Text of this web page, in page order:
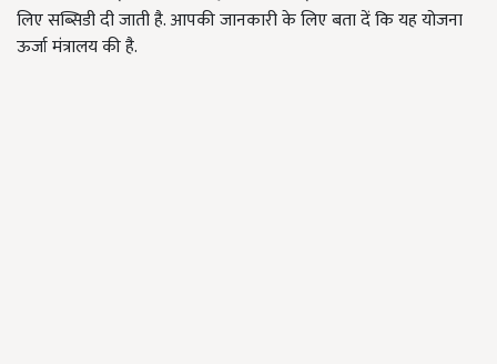
लिए सब्सिडी दी जाती है. आपकी जानकारी के लिए बता दें कि यह योजना
ऊर्जा मंत्रालय की है.